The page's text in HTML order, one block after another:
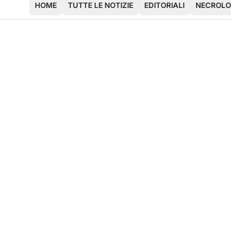
HOME TUTTE LE NOTIZIE EDITORIALI